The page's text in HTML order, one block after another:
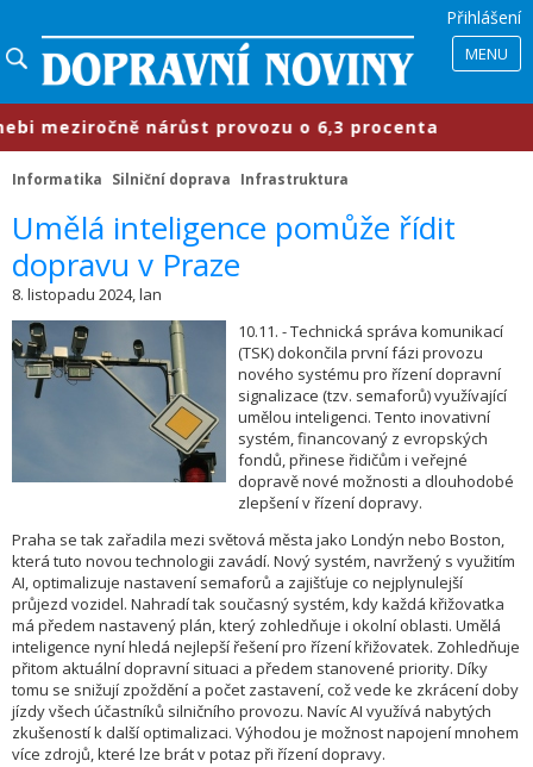
Přihlášení
MENU
nárůst provozu o 6,3 procenta
Informatika Silniční doprava Infrastruktura
​Umělá inteligence pomůže řídit
dopravu v Praze
8. listopadu 2024, lan
10.11. - Technická správa komunikací
(TSK) dokončila první fázi provozu
nového systému pro řízení dopravní
signalizace (tzv. semaforů) využívající
umělou inteligenci. Tento inovativní
systém, financovaný z evropských
fondů, přinese řidičům i veřejné
dopravě nové možnosti a dlouhodobé
zlepšení v řízení dopravy.
Praha se tak zařadila mezi světová města jako Londýn nebo Boston,
která tuto novou technologii zavádí. Nový systém, navržený s využitím
AI, optimalizuje nastavení semaforů a zajišťuje co nejplynulejší
průjezd vozidel. Nahradí tak současný systém, kdy každá křižovatka
má předem nastavený plán, který zohledňuje i okolní oblasti. Umělá
inteligence nyní hledá nejlepší řešení pro řízení křižovatek. Zohledňuje
přitom aktuální dopravní situaci a předem stanovené priority. Díky
tomu se snižují zpoždění a počet zastavení, což vede ke zkrácení doby
jízdy všech účastníků silničního provozu. Navíc AI využívá nabytých
zkušeností k další optimalizaci. Výhodou je možnost napojení mnohem
více zdrojů, které lze brát v potaz při řízení dopravy.